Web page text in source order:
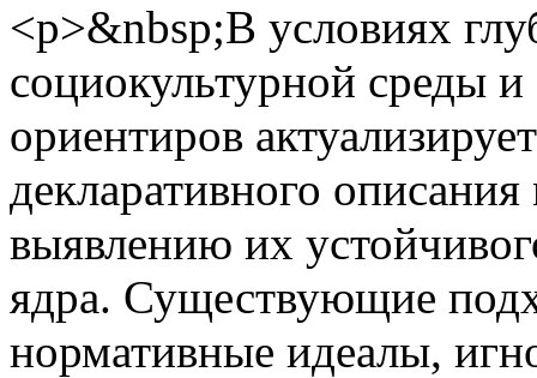
<p>&nbsp;В условиях
социокультурной среды
ориентиров
декларативного
выявлению их
ядра. Существующие
нормативные идеалы,